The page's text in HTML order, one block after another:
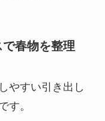
春物を整理
やすい引き出し
す。